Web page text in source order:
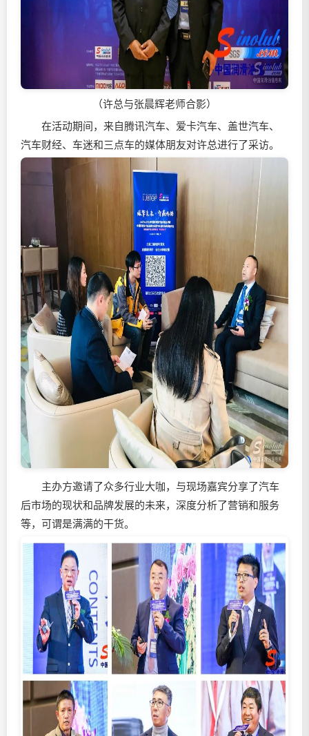
（许总与张晨辉老师合影）
在活动期间，来自腾讯汽车、爱卡汽车、盖世汽车、
汽车财经、车迷和三点车的媒体朋友对许总进行了采访。
主办方邀请了众多行业大咖，与现场嘉宾分享了汽车
后市场的现状和品牌发展的未来，深度分析了营销和服务
等，可谓是满满的干货。